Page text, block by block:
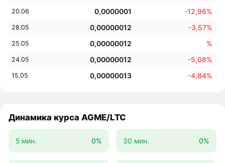
20.06 0,0000001 -12,96%
28.05 0,00000012 -3,57%
25.05 0,00000012 %
24.05 0,00000012 -5,08%
15.05 0,00000013 -4,84%
Динамика курса AGME/LTC
5 мин. 0% 30 мин. 0%